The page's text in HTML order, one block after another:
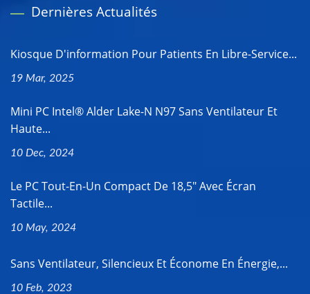
Dernières Actualités
Kiosque D'information Pour Patients En Libre-Service...
19 Mar, 2025
Mini PC Intel® Alder Lake-N N97 Sans Ventilateur Et
Haute...
10 Dec, 2024
Le PC Tout-En-Un Compact De 18,5" Avec Écran
Tactile...
10 May, 2024
Sans Ventilateur, Silencieux Et Économe En Énergie,...
10 Feb, 2023